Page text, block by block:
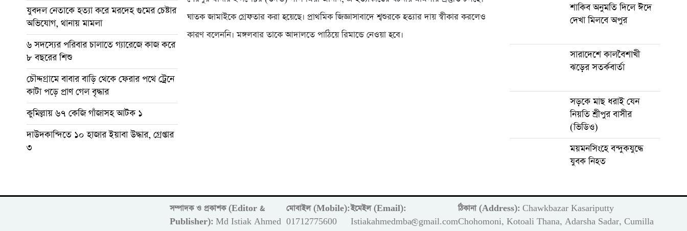
যুবদল নেতাকে হত্যা করে মরদেহ গুমের চেষ্টার
অভিযোগ, থানায় মামলা
৬ সদস্যের পরিবার চালাতে গ্যারেজে কাজ করে
৮ বছরের শিশু
চৌদ্দগ্রামে বাবার বাড়ি থেকে ফেরার পথে ট্রেনে
কাটা পড়ে প্রাণ গেল বৃদ্ধার
কুমিল্লায় ৬৭ কেজি গাঁজাসহ আটক ১
দাউদকান্দিতে ১০ হাজার ইয়াবা উদ্ধার, গ্রেপ্তার
৩
ঘাতক জামাইকে গ্রেফতার করা হয়েছে। প্রাথমিক জিজ্ঞাসাবাদে শ্বশুরকে হত্যার দায় স্বীকার করলেও
কারণ বলেননি। মঙ্গলবার তাকে আদালতে পাঠিয়ে রিমান্ডে নেওয়া হবে।
শাকিব অনুমতি দিলে ঈদে
দেখা মিলবে অপুর
সারাদেশে কালবৈশাখী
ঝড়ের সতর্কবার্তা
সড়কে মাছ ধরাই যেন
নিয়তি শ্রীপুর বাসীর
(ভিডিও)
ময়মনসিংহে বন্দুকযুদ্ধে
যুবক নিহত
সম্পাদক ও প্রকাশক (Editor &
Publisher): Md Istiak Ahmed
মোবাইল (Mobile):
01712775600
ইমেইল (Email):
Istiakahmedmba@gmail.com
ঠিকানা (Address): Chawkbazar Kasariputty
Chohomoni, Kotoali Thana, Adarsha Sadar, Cumilla